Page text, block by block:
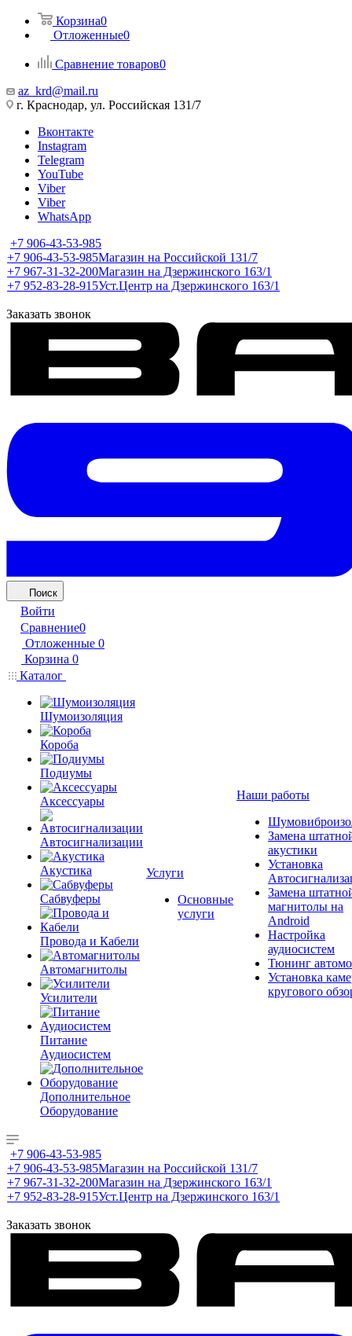
Корзина0
Отложенные0
Сравнение товаров0
az_krd@mail.ru
г. Краснодар, ул. Российская 131/7
Вконтакте
Instagram
Telegram
YouTube
Viber
Viber
WhatsApp
+7 906-43-53-985
+7 906-43-53-985Магазин на Российской 131/7
+7 967-31-32-200Магазин на Дзержинского 163/1
+7 952-83-28-915Уст.Центр на Дзержинского 163/1
Заказать звонок
Поиск
Войти
Сравнение0
Отложенные 0
Корзина 0
Каталог
Шумоизоляция
Короба
Подиумы
Аксессуары
Автосигнализации
Акустика
Сабвуферы
Провода и Кабели
Автомагнитолы
Усилители
Питание
Аудиосистем
Дополнительное
Оборудование
Услуги
Основные
услуги
Наши работы
Замена
акустики
Установка
Замена
магнитолы на
Android
Настройка
аудиосистем
Тюнинг
Установка
кругового
+7 906-43-53-985
+7 906-43-53-985Магазин на Российской 131/7
+7 967-31-32-200Магазин на Дзержинского 163/1
+7 952-83-28-915Уст.Центр на Дзержинского 163/1
Заказать звонок